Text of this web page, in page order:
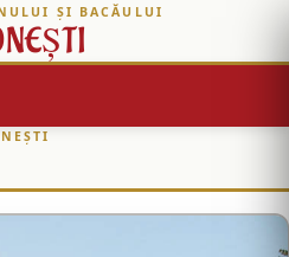
ȘI BACĂULUI